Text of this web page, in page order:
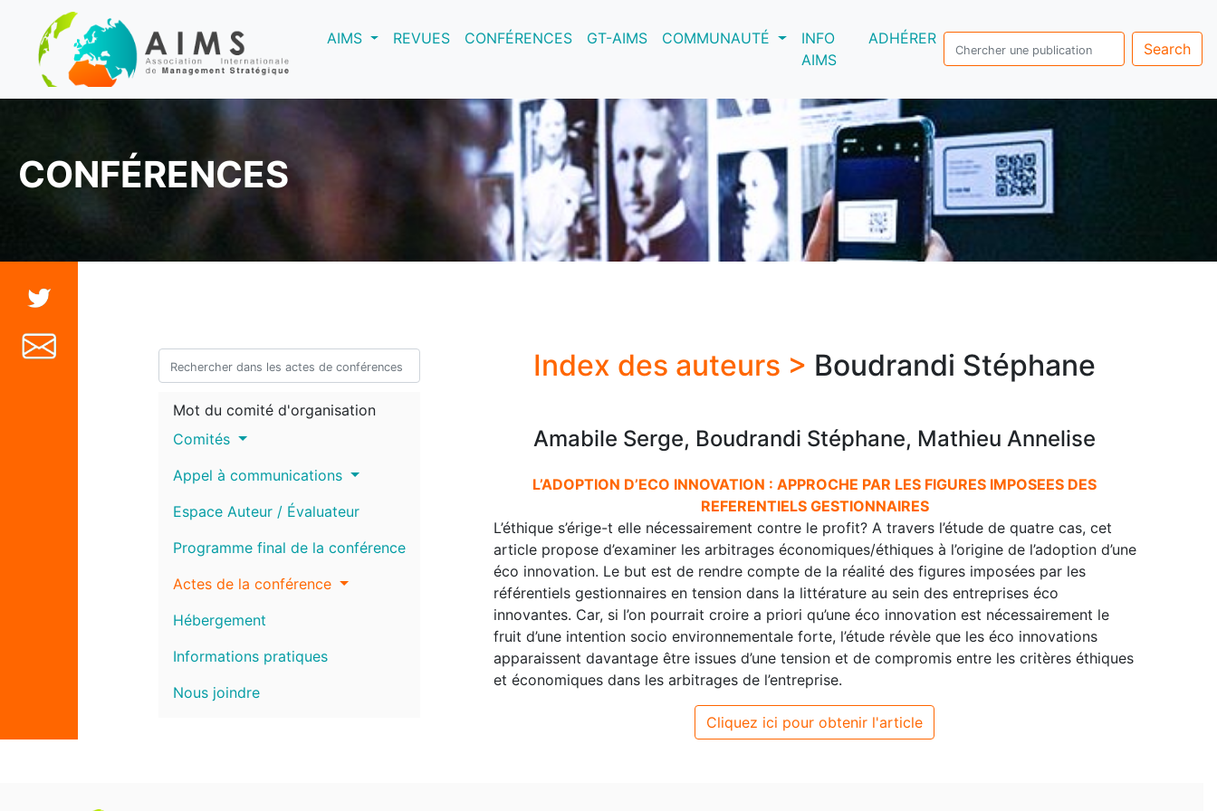
AIMS(current)REVUES CONFÉRENCES GT-AIMS COMMUNAUTÉ
INFO
AIMS
ADHÉRER
Search
CONFÉRENCES
Mot du comité d'organisation
Comités
Appel à communications
Espace Auteur / Évaluateur
Programme final de la conférence
Actes de la conférence
Hébergement
Informations pratiques
Nous joindre
Index des auteurs > Boudrandi Stéphane
Amabile Serge, Boudrandi Stéphane, Mathieu Annelise
L’ADOPTION D’ECO INNOVATION : APPROCHE PAR LES FIGURES IMPOSEES DES
REFERENTIELS GESTIONNAIRES
L’éthique s’érige-t elle nécessairement contre le profit? A travers l’étude de quatre cas, cet
article propose d’examiner les arbitrages économiques/éthiques à l’origine de l’adoption d’une
éco innovation. Le but est de rendre compte de la réalité des figures imposées par les
référentiels gestionnaires en tension dans la littérature au sein des entreprises éco
innovantes. Car, si l’on pourrait croire a priori qu’une éco innovation est nécessairement le
fruit d’une intention socio environnementale forte, l’étude révèle que les éco innovations
apparaissent davantage être issues d’une tension et de compromis entre les critères éthiques
et économiques dans les arbitrages de l’entreprise.
Cliquez ici pour obtenir l'article